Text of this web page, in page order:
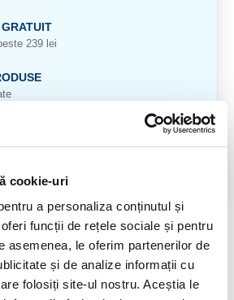
cookie-uri
a personaliza conținutul și
funcții de rețele sociale și pentru
asemenea, le oferim partenerilor de
și de analize informații cu
folosiți site-ul nostru. Aceștia le
239 lei
inapoi